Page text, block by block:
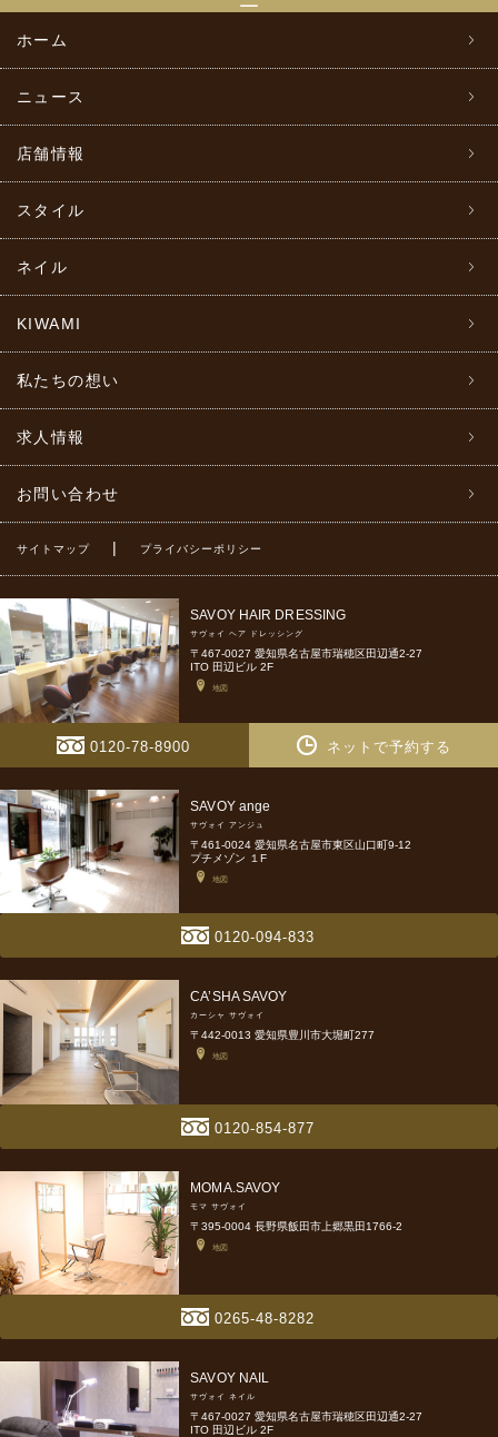
ホーム
ニュース
店舗情報
スタイル
ネイル
KIWAMI
私たちの想い
求人情報
お問い合わせ
サイトマップ | プライバシーポリシー
SAVOY HAIR DRESSING
サヴォイ ヘア ドレッシング
〒467-0027 愛知県名古屋市瑞穂区田辺通2-27
ITO 田辺ビル 2F
地図
0120-78-8900 ネットで予約する
SAVOY ange
サヴォイ アンジュ
〒461-0024 愛知県名古屋市東区山口町9-12
プチメゾン １F
地図
0120-094-833
CA’SHA SAVOY
カーシャ サヴォイ
〒442-0013 愛知県豊川市大堀町277
地図
0120-854-877
MOMA.SAVOY
モマ サヴォイ
〒395-0004 長野県飯田市上郷黒田1766-2
地図
0265-48-8282
SAVOY NAIL
サヴォイ ネイル
〒467-0027 愛知県名古屋市瑞穂区田辺通2-27
ITO 田辺ビル 2F